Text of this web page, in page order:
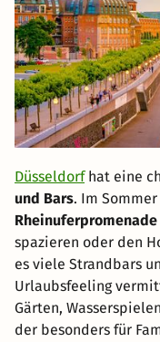
Düsseldorfhat eine
und Bars. Im
Rheinuferpromenade
spazieren oder den
es viele Strandbars
Urlaubsfeeling
Gärten,
der besonders für